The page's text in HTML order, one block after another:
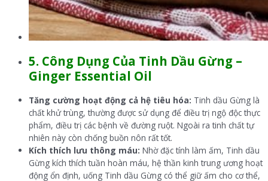
5. Công Dụng Của Tinh Dầu Gừng –
Ginger Essential Oil
Tăng cường hoạt động cả hệ tiêu hóa: Tinh dầu Gừng là
chất khử trùng, thường được sử dụng để điều trị ngộ độc thực
phẩm, điều trị các bệnh về đường ruột. Ngoài ra tinh chất tự
nhiên này còn chống buồn nôn rất tốt.
Kích thích lưu thông máu: Nhờ đặc tính làm ấm, Tinh dầu
Gừng kích thích tuần hoàn máu, hệ thần kinh trung ương hoạt
động ổn định, uống Tinh dầu Gừng có thể giữ ấm cho cơ thể,